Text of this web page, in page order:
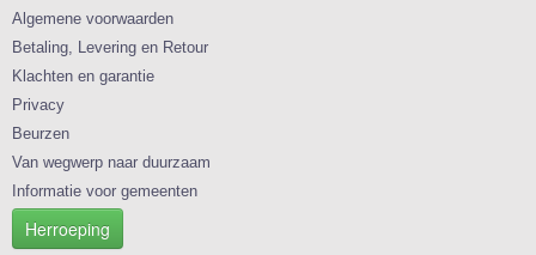
Algemene voorwaarden
Betaling, Levering en Retour
Klachten en garantie
Privacy
Beurzen
Van wegwerp naar duurzaam
Informatie voor gemeenten
Herroeping